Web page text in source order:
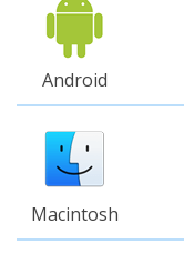
Android
Macintosh